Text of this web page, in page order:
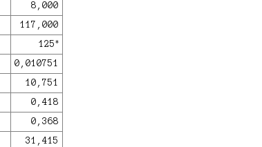
8,000
117,000
125 *
0,010751
10,751
0,418
0,368
31,415